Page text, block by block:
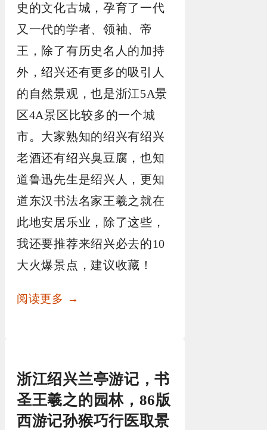
史的文化古城，孕育了一代
又一代的学者、领袖、帝
王，除了有历史名人的加持
外，绍兴还有更多的吸引人
的自然景观，也是浙江5A景
区4A景区比较多的一个城
市。大家熟知的绍兴有绍兴
老酒还有绍兴臭豆腐，也知
道鲁迅先生是绍兴人，更知
道东汉书法名家王羲之就在
此地安居乐业，除了这些，
我还要推荐来绍兴必去的10
大火爆景点，建议收藏！
阅读更多 →
浙江绍兴兰亭游记，书
圣王羲之的园林，86版
西游记孙猴巧行医取景